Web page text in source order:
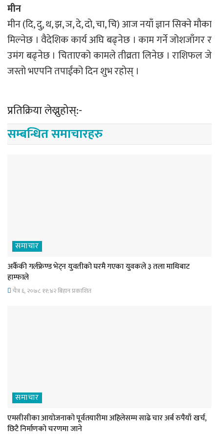
मीन
मीन (दि, दु, थ, झ, ञ, दे, दो, चा, चि) आज नयाँ ज्ञान सिक्ने मौका
मिल्नेछ । वैदेशिक कार्य अघि बढ्नेछ । काम गर्ने जोशजाँगर र
उमंग बढ्नेछ । चिताएको कामले तीव्रता लिनेछ । राशिफल जे
जस्तो भएपनि तपाईंको दिन शुभ रहोस् ।
प्रतिक्रिया लेख्नुहोस्:-
सम्बन्धित समाचारहरु
समाचार
अर्कैकी गर्लफ्रेण्ड भेट्न युवतीको घरमै गएका युवकले ३ तला माथिबाट
हाम्फाले
चैत्र ६, २०७८ ११;४२ बिहान प्रकाशित
समाचार
एमसीसीका आयोजनाको पूर्वतयारीमा अहिलेसम्म साढे चार अर्ब रुपैयाँ खर्च,
छिटै निर्माणको चरणमा जाने